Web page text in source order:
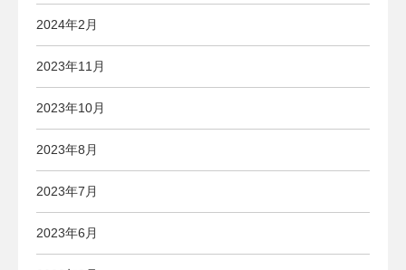
2024年2月
2023年11月
2023年10月
2023年8月
2023年7月
2023年6月